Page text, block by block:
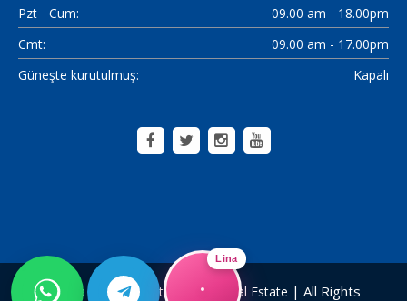
Pzt - Cum:
09.00 am - 18.00pm
Cmt:
09.00 am - 17.00pm
Güneşte kurutulmuş:
Kapalı
Lina
Alanya Home Construction & Real Estate | All Rights